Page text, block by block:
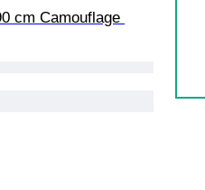
cm Camouflage